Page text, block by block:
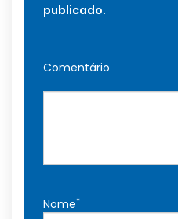
publicado.
Comentário
Nome*